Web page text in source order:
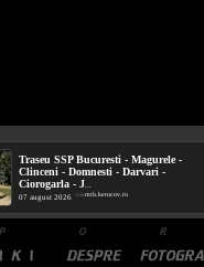
Traseu SSP Bucuresti - Magurele -
Clinceni - Domnesti - Darvari -
Ciorogarla - J...
07 august 2026 / via mtb.kerucov.ro